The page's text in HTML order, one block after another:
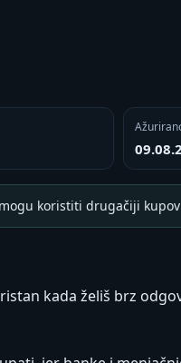
koristiti drugačiji
kada želiš brz